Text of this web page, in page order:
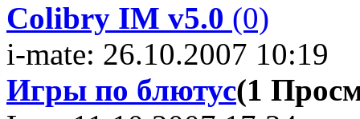
Colibry IM v5.0 (0)
i-mate: 26.10.2007 10:19
Игры по блютус(1